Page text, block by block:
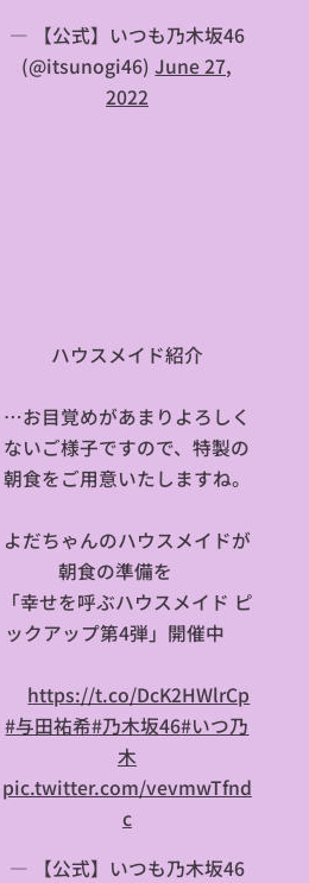
— 【公式】いつも乃木坂46
(@itsunogi46)June 27,
2022
🏡ハウスメイド紹介🧹
…お目覚めがあまりよろしく
ないご様子ですので、特製の
朝食をご用意いたしますね。
よだちゃんのハウスメイドが
朝食の準備を🍴
「幸せを呼ぶハウスメイド ピ
ックアップ第4弾」開催中🍀
https://t.co/DcK2HWlrCp
#与田祐希#乃木坂46#いつ乃
木
pic.twitter.com/vevmwTfnd
c
— 【公式】いつも乃木坂46